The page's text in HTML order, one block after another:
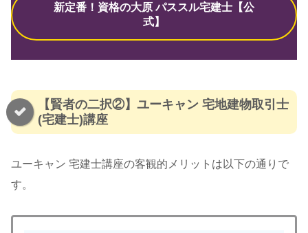
新定番！資格の大原 パススル宅建士【公
式】
【賢者の二択②】ユーキャン 宅地建物取引士
(宅建士)講座
ユーキャン 宅建士講座の客観的メリットは以下の通りで
す。